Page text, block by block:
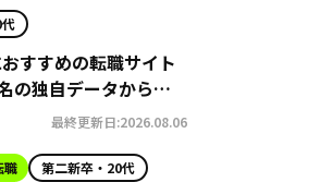
すすめの転職サイト
の独自データから導
最終更新日:2026.08.06
職 第二新卒・20代